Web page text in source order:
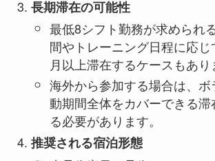
長期滞在の可能性
最低8シフト勤務が求められ
間やトレーニング日程に応
月以上滞在するケースもあり
海外から参加する場合は、
動期間全体をカバーできる
る必要があります。
推奨される宿泊形態